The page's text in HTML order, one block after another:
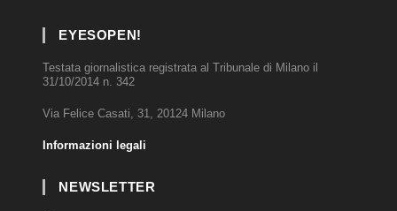
EYESOPEN!
Testata giornalistica registrata al Tribunale di Milano il
31/10/2014 n. 342
Via Felice Casati, 31, 20124 Milano
Informazioni legali
NEWSLETTER